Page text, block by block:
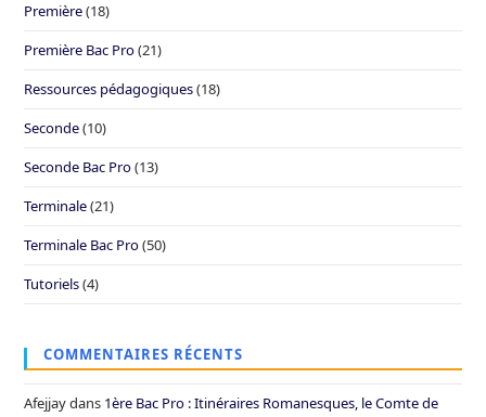
Première(18)
Première Bac Pro(21)
Ressources pédagogiques(18)
Seconde(10)
Seconde Bac Pro(13)
Terminale(21)
Terminale Bac Pro(50)
Tutoriels(4)
COMMENTAIRES RÉCENTS
Afejjaydans 1ère Bac Pro : Itinéraires Romanesques, le Comte de